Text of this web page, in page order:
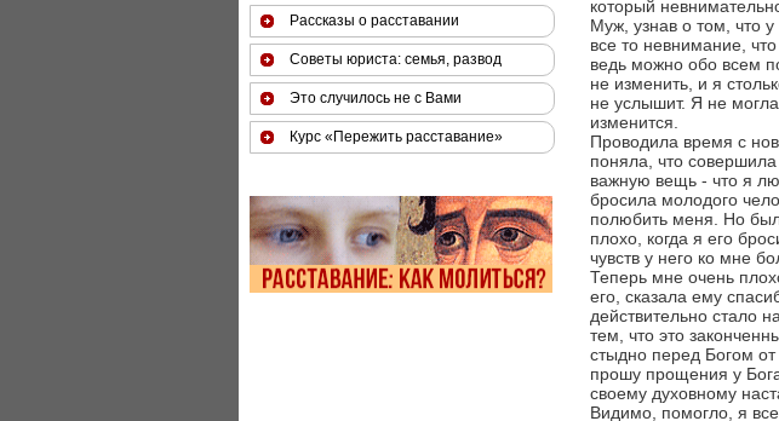
который
Муж, узнав о том, что
все то невнимание,
ведь можно обо всем
не изменить, и я
не услышит. Я не
изменится.
Проводила время с
поняла, что
важную вещь - что я
бросила молодого
полюбить меня. Но
плохо, когда я его
чувств у него ко мне
Теперь мне очень
его, сказала ему
действительно стало
тем, что это
стыдно перед Богом
прошу прощения у
своему духовному
Видимо, помогло, я
Рассказы о расставании
Советы юриста: семья, развод
Это случилось не с Вами
Курс «Пережить расставание»